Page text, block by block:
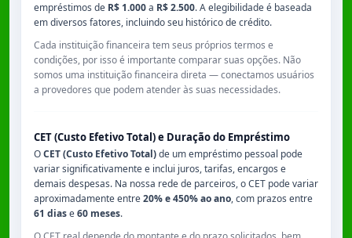
empréstimos de R$ 1.000a R$ 2.500. A elegibilidade é baseada
em diversos fatores, incluindo seu histórico de crédito.
Cada instituição financeira tem seus próprios termos e
condições, por isso é importante comparar suas opções. Não
somos uma instituição financeira direta — conectamos usuários
a provedores que podem atender às suas necessidades.
CET (Custo Efetivo Total) e Duração do Empréstimo
OCET (Custo Efetivo Total)de um empréstimo pessoal pode
variar significativamente e inclui juros, tarifas, encargos e
demais despesas. Na nossa rede de parceiros, o CET pode variar
aproximadamente entre20% e 450% ao ano, com prazos entre
61 diase60 meses.